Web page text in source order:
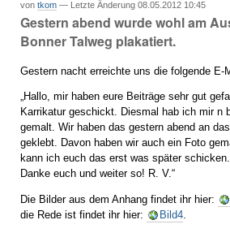
von tkom — Letzte Änderung 08.05.2012 10:45
Gestern abend wurde wohl am
Bonner Talweg plakatiert.
Gestern nacht erreichte uns die folgende E-
„Hallo, mir haben eure Beiträge sehr gut
Karrikatur geschickt. Diesmal hab ich mir n
gemalt. Wir haben das gestern abend an
geklebt. Davon haben wir auch ein Foto
kann ich euch das erst was später
Danke euch und weiter so! R. V.“
Die Bilder aus dem Anhang findet ihr hier:
die Rede ist findet ihr hier:
Bild4.